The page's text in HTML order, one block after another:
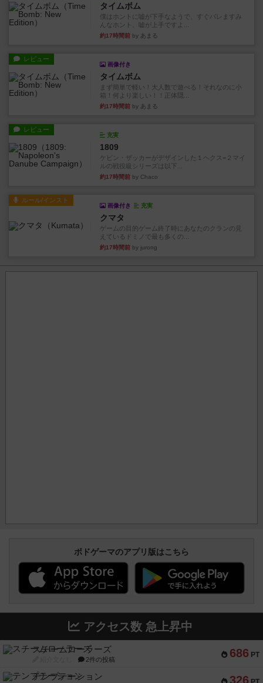
タイムボム
僕はホントに嘘が下手なようで、すぐバレますみ
んなホント、嘘が上手ですよ...
約17時間前 by あまる
レビュー
画像付き
タイムボム
まず簡単で軽い！大人数で遊べる！それなのに小
箱！何より楽しい！！正体隠...
約17時間前 by あまる
レビュー
充実
1809
ケビン・ザッカーがデザインした１ヘクス=２マイ
ルの戦役級シリーズは以下...
約17時間前 by Chaco
ルール/インスト
画像付き 充実
クマタ
ゲームの目的ゲーム終了時にあなたのクランの見
えているドミノで最も多くの...
約17時間前 by jurong
ボドゲーマのアプリ版はこちら
アクセス数 急上昇中
686 PT
スチームローラーズ
2件の投稿
326
テンプテーション